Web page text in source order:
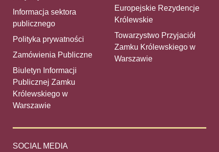
Informacja sektora
publicznego
Polityka prywatności
Zamówienia Publiczne
Biuletyn Informacji
Publicznej Zamku
Królewskiego w
Warszawie
Europejskie Rezydencje
Królewskie
Towarzystwo Przyjaciół
Zamku Królewskiego w
Warszawie
SOCIAL MEDIA